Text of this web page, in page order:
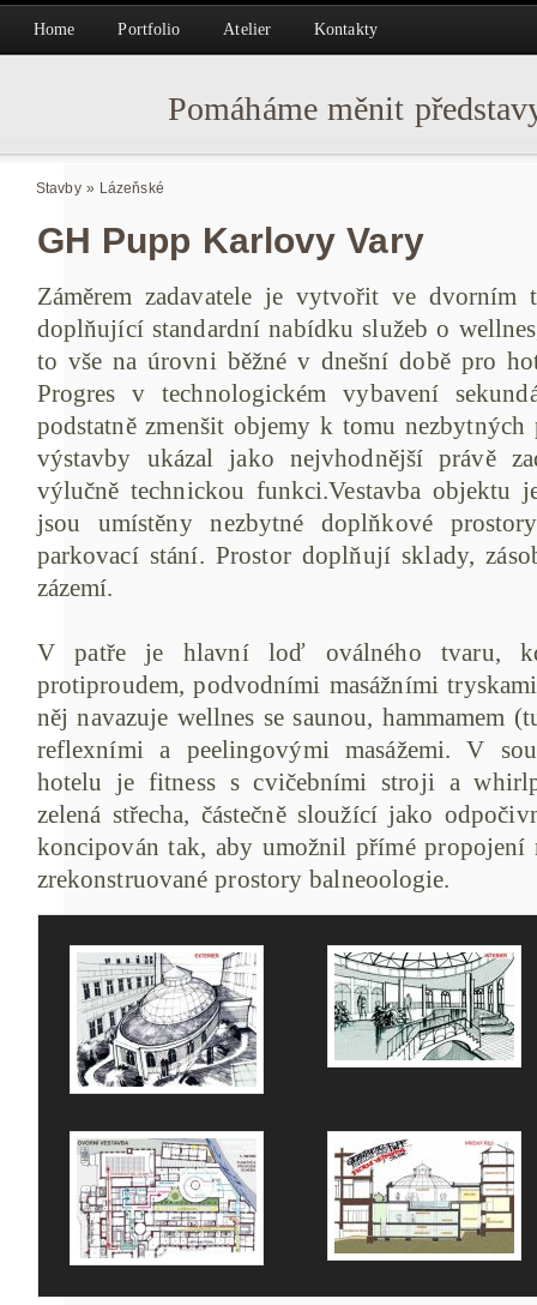
Home Portfolio Atelier Kontakty
Pomáháme měnit
Stavby» Lázeňské
GH Pupp Karlovy Vary
Záměrem zadavatele je vytvořit ve dvorním
doplňující standardní nabídku služeb o
to vše na úrovni běžné v dnešní době pro
Progres v technologickém vybavení
podstatně zmenšit objemy k tomu
výstavby ukázal jako nejvhodnější právě
výlučně technickou funkci.Vestavba objektu
jsou umístěny nezbytné doplňkové
parkovací stání. Prostor doplňují sklady,
zázemí.
V patře je hlavní loď oválného tvaru,
protiproudem, podvodními masážními
něj navazuje wellnes se saunou, hammamem
reflexními a peelingovými masážemi. V
hotelu je fitness s cvičebními stroji a
zelená střecha, částečně sloužící jako
koncipován tak, aby umožnil přímé propojení
zrekonstruované prostory balneoologie.